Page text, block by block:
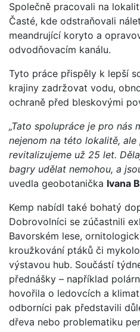
Společně pracovali na
Časté, kde odstraňovali
meandrující koryto a
odvodňovacím kanálu.
Tyto práce přispěly k lepší
krajiny zadržovat vodu,
ochraně před bleskovými
„Tato spolupráce je pro nás
nejenom na této lokalitě,
revitalizujeme už 25 let.
bagry udělat nemohou, a
uvedla geobotanička Ivana
Kemp nabídl také bohatý
Dobrovolníci se zúčastnili
Bavorském lese,
kroužkování ptáků či
výstavou hub. Součástí
přednášky – například
hovořila o ledovcích a
odborníci pak představili
dřeva nebo problematiku